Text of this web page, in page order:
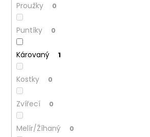
Proužky 0
Puntíky 0
Károvaný 1
Kostky 0
Zvířecí 0
Melír/Žíhaný 0